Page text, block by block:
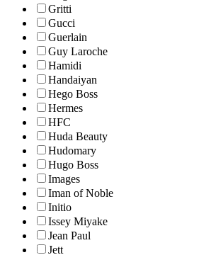
Gritti
Gucci
Guerlain
Guy Laroche
Hamidi
Handaiyan
Hego Boss
Hermes
HFC
Huda Beauty
Hudomary
Hugo Boss
Images
Iman of Noble
Initio
Issey Miyake
Jean Paul
Jett